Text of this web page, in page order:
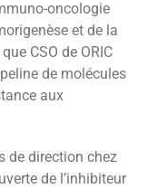
oncologie
et de la
CSO de ORIC
de molécules
aux
de direction chez
de l’inhibiteur